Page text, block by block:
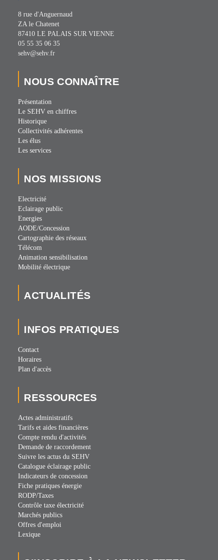
8 rue d'Anguernaud
ZA le Chatenet
87410 LE PALAIS SUR VIENNE
05 55 35 06 35
sehv@sehv.fr
NOUS CONNAÎTRE
Présentation
Le SEHV en chiffres
Historique
Collectivités adhérentes
Les élus
Les services
NOS MISSIONS
Electricité
Eclairage public
Energies
AODE/Concession
Cartographie des réseaux
Télécom
Animation sensibilisation
Mobilité électrique
ACTUALITÉS
INFOS PRATIQUES
Contact
Horaires
Plan d'accès
RESSOURCES
Actes administratifs
Tarifs et aides financières
Compte rendu d'activités
Demande de raccordement
Suivre les actus du SEHV
Catalogue éclairage public
Indicateurs de concession
Fiche pratiques énergie
RODP/Taxes
Contrôle taxe électricité
Marchés publics
Offres d'emploi
Lexique